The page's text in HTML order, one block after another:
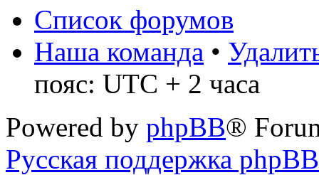
Список форумов
Наша команда •
пояс: UTC + 2 часа
Powered by phpBB®
Русская поддержка phpBB